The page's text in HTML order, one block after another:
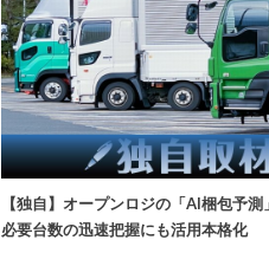
【独自】オープンロジの「AI梱包予
必要台数の迅速把握にも活用本格化